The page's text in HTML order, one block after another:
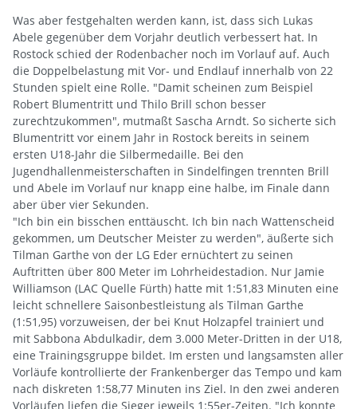
Was aber festgehalten werden kann, ist, dass sich Lukas
Abele gegenüber dem Vorjahr deutlich verbessert hat. In
Rostock schied der Rodenbacher noch im Vorlauf auf. Auch
die Doppelbelastung mit Vor- und Endlauf innerhalb von 22
Stunden spielt eine Rolle. "Damit scheinen zum Beispiel
Robert Blumentritt und Thilo Brill schon besser
zurechtzukommen", mutmaßt Sascha Arndt. So sicherte sich
Blumentritt vor einem Jahr in Rostock bereits in seinem
ersten U18-Jahr die Silbermedaille. Bei den
Jugendhallenmeisterschaften in Sindelfingen trennten Brill
und Abele im Vorlauf nur knapp eine halbe, im Finale dann
aber über vier Sekunden.
"Ich bin ein bisschen enttäuscht. Ich bin nach Wattenscheid
gekommen, um Deutscher Meister zu werden", äußerte sich
Tilman Garthe von der LG Eder ernüchtert zu seinen
Auftritten über 800 Meter im Lohrheidestadion. Nur Jamie
Williamson (LAC Quelle Fürth) hatte mit 1:51,83 Minuten eine
leicht schnellere Saisonbestleistung als Tilman Garthe
(1:51,95) vorzuweisen, der bei Knut Holzapfel trainiert und
mit Sabbona Abdulkadir, dem 3.000 Meter-Dritten in der U18,
eine Trainingsgruppe bildet. Im ersten und langsamsten aller
Vorläufe kontrollierte der Frankenberger das Tempo und kam
nach diskreten 1:58,77 Minuten ins Ziel. In den zwei anderen
Vorläufen liefen die Sieger jeweils 1:55er-Zeiten. "Ich konnte